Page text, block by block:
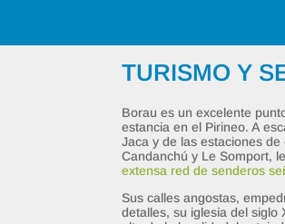
TURISMO Y
Borau es un excelente
estancia en el Pirineo. A
Jaca y de las estaciones de
Candanchú y Le Somport,
extensa red de senderos
Sus calles angostas,
detalles, su iglesia del siglo